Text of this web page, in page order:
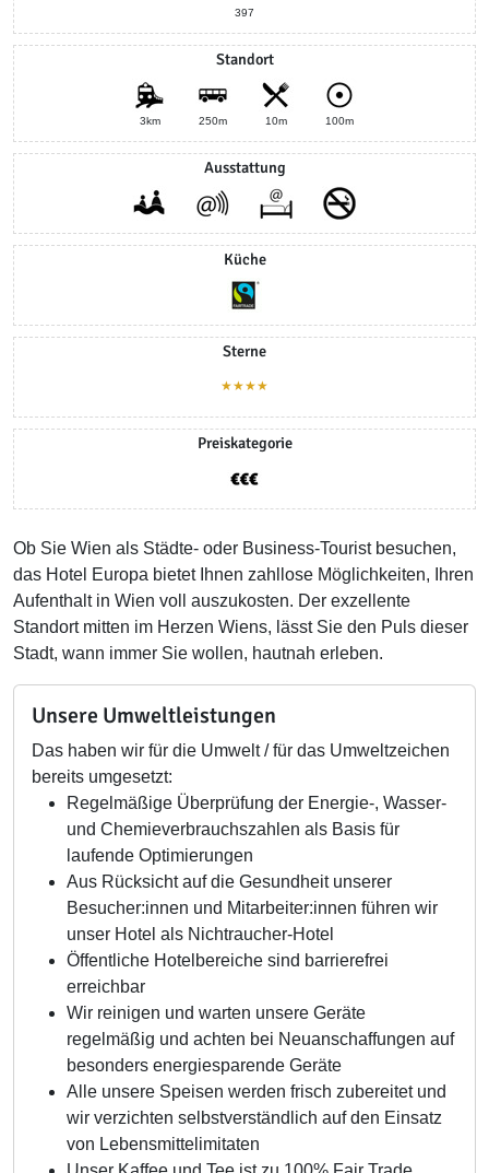
397
Standort
3km 250m 10m 100m
Ausstattung
Küche
Sterne
★★★★
Preiskategorie
Ob Sie Wien als Städte- oder Business-Tourist besuchen,
das Hotel Europa bietet Ihnen zahllose Möglichkeiten, Ihren
Aufenthalt in Wien voll auszukosten. Der exzellente
Standort mitten im Herzen Wiens, lässt Sie den Puls dieser
Stadt, wann immer Sie wollen, hautnah erleben.
Unsere Umweltleistungen
Das haben wir für die Umwelt / für das Umweltzeichen
bereits umgesetzt:
Regelmäßige Überprüfung der Energie-, Wasser-
und Chemieverbrauchszahlen als Basis für
laufende Optimierungen
Aus Rücksicht auf die Gesundheit unserer
Besucher:innen und Mitarbeiter:innen führen wir
unser Hotel als Nichtraucher-Hotel
Öffentliche Hotelbereiche sind barrierefrei
erreichbar
Wir reinigen und warten unsere Geräte
regelmäßig und achten bei Neuanschaffungen auf
besonders energiesparende Geräte
Alle unsere Speisen werden frisch zubereitet und
wir verzichten selbstverständlich auf den Einsatz
von Lebensmittelimitaten